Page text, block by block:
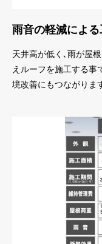
雨音の軽減によ
天井高が低く､雨が屋
えルーフを施工する事
境改善にもつながりま